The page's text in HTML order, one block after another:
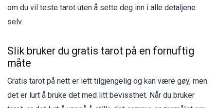
om du vil teste tarot uten å sette deg inn i alle detaljene
selv.
Slik bruker du gratis tarot på en fornuftig
måte
Gratis tarot på nett er lett tilgjengelig og kan være gøy, men
det er lurt å bruke det med litt bevissthet. Når du bruker